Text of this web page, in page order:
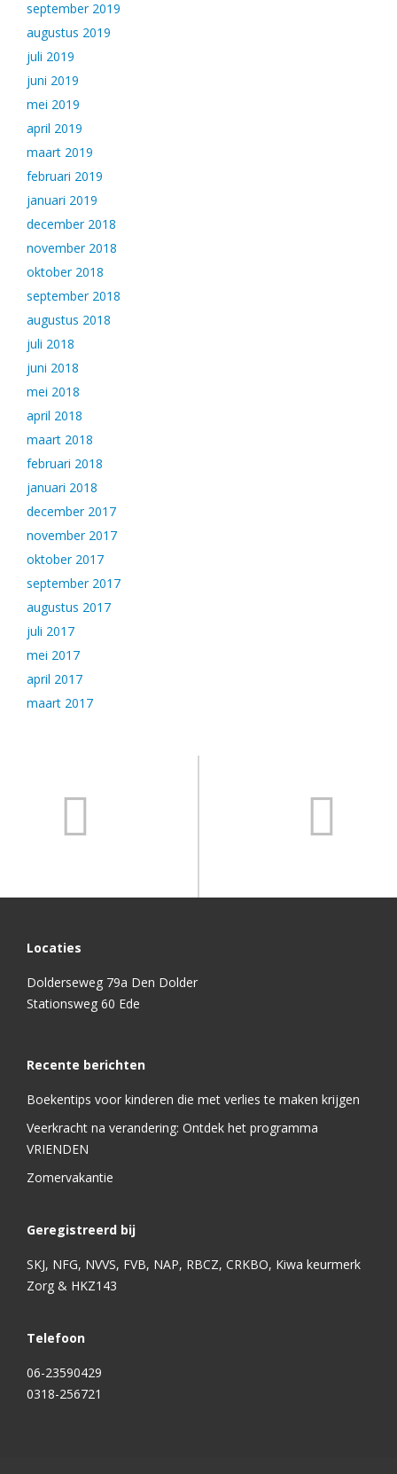
september 2019
augustus 2019
juli 2019
juni 2019
mei 2019
april 2019
maart 2019
februari 2019
januari 2019
december 2018
november 2018
oktober 2018
september 2018
augustus 2018
juli 2018
juni 2018
mei 2018
april 2018
maart 2018
februari 2018
januari 2018
december 2017
november 2017
oktober 2017
september 2017
augustus 2017
juli 2017
mei 2017
april 2017
maart 2017
Locaties
Dolderseweg 79a Den Dolder
Stationsweg 60 Ede
Recente berichten
Boekentips voor kinderen die met verlies te maken krijgen
Veerkracht na verandering: Ontdek het programma
VRIENDEN
Zomervakantie
Geregistreerd bij
SKJ, NFG, NVVS, FVB, NAP, RBCZ, CRKBO, Kiwa keurmerk
Zorg & HKZ143
Telefoon
06-23590429
0318-256721